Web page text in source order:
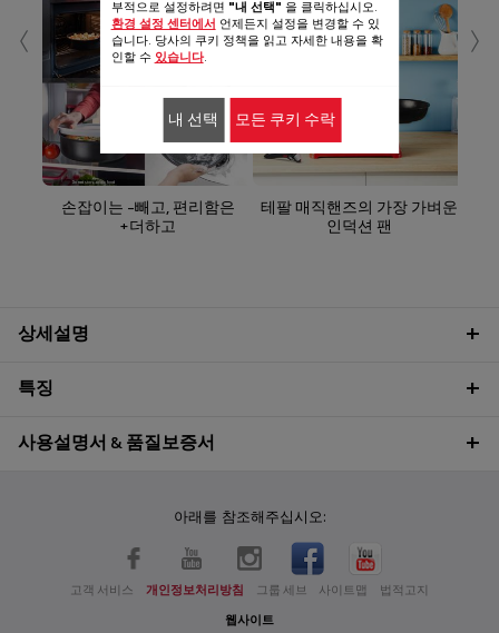
손잡이는 -빼고, 편리함은
+더하고
테팔 매직핸즈의 가장 가벼운
인덕션 팬
‹ ›
상세설명
특징
사용설명서 & 품질보증서
아래를 참조해주십시오:
고객 서비스 개인정보처리방침 그룹 세브 사이트맵 법적고지
웹사이트
부적으로 설정하려면 "내 선택" 을 클릭하십시오.
환경 설정 센터에서 언제든지 설정을 변경할 수 있
습니다. 당사의 쿠키 정책을 읽고 자세한 내용을 확
인할 수 있습니다.
내 선택 모든 쿠키 수락